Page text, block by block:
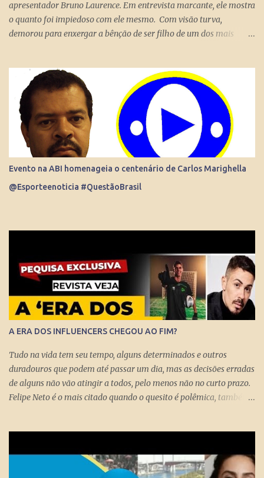
apresentador Bruno Laurence. Em entrevista marcante, ele mostra
o quanto foi impiedoso com ele mesmo. Com visão turva,
demorou para enxergar a bênção de ser filho de um dos mais
pela regionalização do Globo Esporte, criador dos programas
Grandes Momentos do Esporte e Cartão Verde, entre inúmeros
feitos. Bruno queria fugir da comparação. Tentou ser jogador de
basquete. Mas o jornalismo esportivo estava nas suas veias. Foi
inevitável. Talentoso, impôs seu estilo direto de fazer grandes
entrevistas. Sua cultura esportiva e o domínio de idiomas o colocou
diante de ídolos mundiais do esporte. Contratado pela Globo, sem
o pai saber, o que prova que não houve nepotismo, se tornou um
dos principais repórteres, fazendo matérias especiais para o Jornal
Evento na ABI homenageia o centenário de Carlos Marighella
@Esporteenoticia #QuestãoBrasil
A ERA DOS INFLUENCERS CHEGOU AO FIM?
Tudo na vida tem seu tempo, alguns determinados e outros
duradouros que podem até passar um dia, mas as decisões erradas
de alguns não vão atingir a todos, pelo menos não no curto prazo.
Felipe Neto é o mais citado quando o quesito é polêmica, também
imediatamente, mas com certeza isso pode chegar para muitos
logo logo. A Rede Mundial de Computadores permite que cada